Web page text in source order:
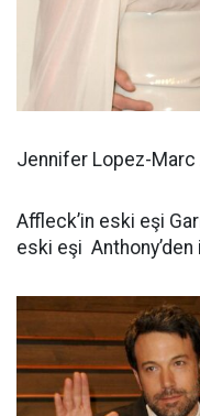
Jennifer Lopez-Marc
Affleck’in eski eşi
eski eşi Anthony’den